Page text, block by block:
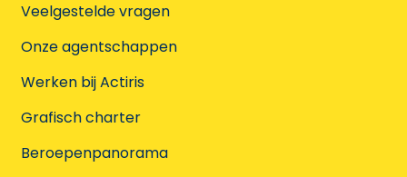
Veelgestelde vragen
Onze agentschappen
Werken bij Actiris
Grafisch charter
Beroepenpanorama